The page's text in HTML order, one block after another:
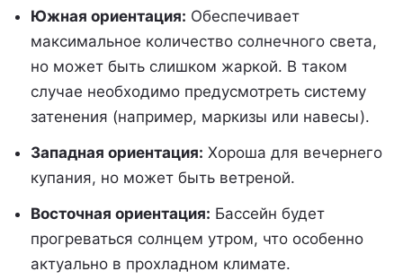
Южная ориентация: Обеспечивает
максимальное количество солнечного света,
но может быть слишком жаркой. В таком
случае необходимо предусмотреть систему
затенения (например, маркизы или навесы).
Западная ориентация: Хороша для вечернего
купания, но может быть ветреной.
Восточная ориентация: Бассейн будет
прогреваться солнцем утром, что особенно
актуально в прохладном климате.